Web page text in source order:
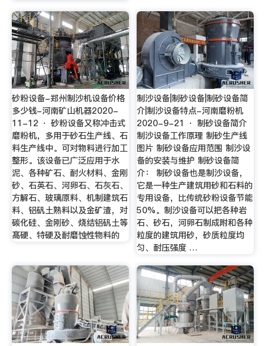
砂粉设备-郑州制沙机设备价格
多少钱-河南矿山机器2020-
11-12 · 砂粉设备又称冲击式
磨粉机，多用于砂石生产线、石
料生产线中。可对物料进行加工
整形。该设备已广泛应用于水
泥、各种矿石、耐火材料、金刚
砂、石英石、河卵石、石灰石、
方解石、玻璃原料、机制建筑石
料、铝矾土熟料以及金矿渣，对
碳化硅、金刚砂、烧结铝矾土等
髙硬、特硬及耐磨蚀性物料的
制沙设备|制砂设备|制砂设备简
介|制沙设备特点-河南磨粉机
2020-9-21 · 制砂设备简介
制沙设备工作原理 制砂生产线
图片 制砂设备应用范围 制沙设
备的安装与维护 制砂设备简
介： 制砂设备也是制沙设备，
它是一种生产建筑用砂和石料的
专用设备，比传统砂粉设备节能
50%。制沙设备可以把各种岩
石、砂石，河卵石制成附和各种
粒度的建筑用砂，砂质粒度均
匀、耐压强度 …